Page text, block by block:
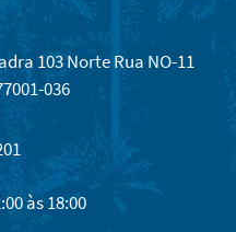
103 Norte Rua NO-11
036
às 18:00